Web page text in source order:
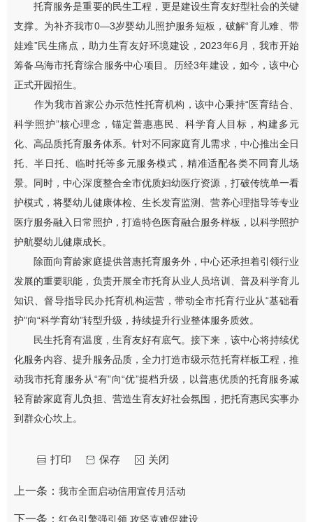
托育服务是重要的民生工程，更是建设生育友好型社会的关键
支撑。为补齐我市0—3岁婴幼儿照护服务短板，破解“育儿难、带
娃难”民生痛点，助力生育友好环境建设，2023年6月，我市开始
筹备乌海市托育综合服务中心项目。历经3年建设，如今，该中心
正式开园招生。
作为我市首家公办示范性托育机构，该中心秉持“医育结合、
科学照护”核心理念，锚定普惠惠民、科学育人目标，构建多元
化、高品质托育服务体系。针对不同家庭育儿需求，中心推出全日
托、半日托、临时托等多元服务模式，精准适配各类不同育儿场
景。同时，中心深度整合全市优质妇幼医疗资源，打破传统单一看
护模式，将婴幼儿健康体检、生长发育监测、营养心理指导等专业
医疗服务融入日常照护，打造特色医育融合服务样板，以科学照护
护航婴幼儿健康成长。
除面向育龄家庭提供普惠托育服务外，中心还承担着引领行业
发展的重要职能，负责开展全市托育从业人员培训、普及科学育儿
知识、督导指导民办托育机构运营，带动全市托育行业从“基础看
护”向“科学育幼”转型升级，持续提升行业整体服务质效。
民生托育有温度，生育友好有底气。接下来，该中心将持续优
化服务内容、提升服务品质，全力打造市级示范托育样板工程，推
动我市托育服务从“有”向“优”提档升级，以普惠优质的托育服务减
轻育龄家庭育儿负担、营造生育友好社会氛围，把托育惠民实事办
到群众心坎上。
关闭
保存
打印
上一条： 我市全面启动信用宣传月活动
下一条： 红色引擎强引领 攻坚克难促建设